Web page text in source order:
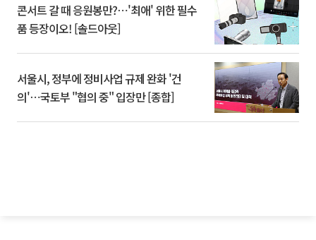
콘서트 갈 때 응원봉만?⋯'최애' 위한 필수
품 등장이오! [솔드아웃]
서울시, 정부에 정비사업 규제 완화 '건
의'⋯국토부 "협의 중" 입장만 [종합]